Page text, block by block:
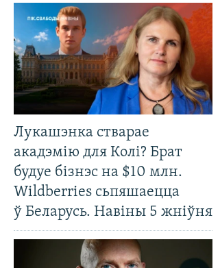
Лукашэнка стварае
акадэмію для Колі? Брат
будуе бізнэс на $10 млн.
Wildberries сьпяшаецца
ў Беларусь. Навіны 5 жніўня